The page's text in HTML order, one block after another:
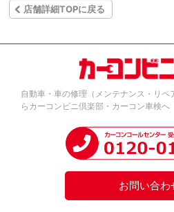
店舗詳細TOPに戻る
自動車・車の修理（メンテナンス・リ
らカーコンビニ倶楽部・カーコン車検へ
お問い合わ